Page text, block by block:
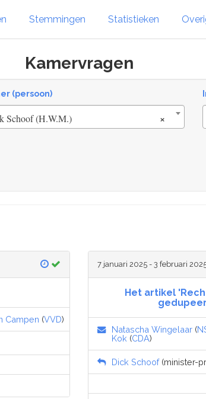
Stemmingen Statistieken
Kamervragen
(persoon)
×
Schoof (H.W.M.)
Campen (VVD)
7 januari 2025 - 3 februari
Het artikel
Natascha Wingelaar (
Kok (CDA)
Dick Schoof(minister-